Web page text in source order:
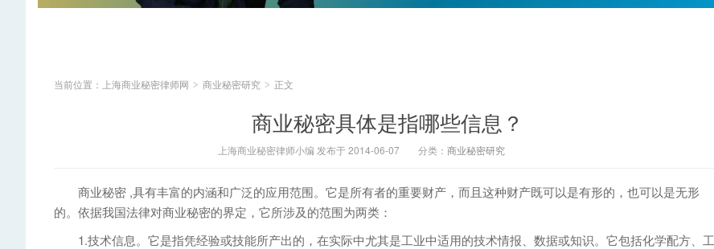
当前位置： 上海商业秘密律师网 > 商业秘密研究 > 正文
商业秘密具体是指哪些信息？
上海商业秘密律师小编 发布于 2014-06-07 分类： 商业秘密研究
商业秘密 ,具有丰富的内涵和广泛的应用范围。它是所有者的重要财产，而且这种财产既可以是有形的，也可以是无形
的。依据我国法律对商业秘密的界定，它所涉及的范围为两类：
1.技术信息。它是指凭经验或技能所产出的，在实际中尤其是工业中适用的技术情报、数据或知识。它包括化学配方、工